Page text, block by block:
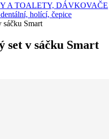
A TOALETY, DÁVKOVAČE
holící, čepice
Smart
set v sáčku Smart